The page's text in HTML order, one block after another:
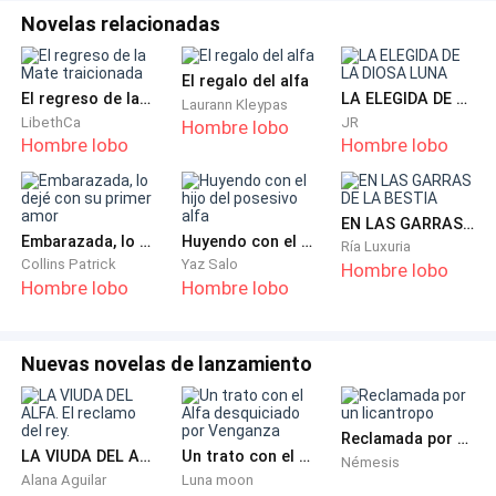
debes cuidarte.
- De verdad lo estoy? Con algo de melancolía en sus
palabras y felicidad en sus ojos Ziara llevó las manos
a su vientre y un pequeño tirón eléctrico paso de su
vientre a sus dedos, y eso alejo toda duda de ella, Mi
bebé, te cuidaré con mi vida.
Luego de unas horas, Abigail le había dado a tomar a
Ziara unos remedios y un tazón de sopa al que la
joven y embarazada Vampira no pudo negarse, pudo
fuerzas no por mucho tiempo eso dijo abigail y ya era
hora de irse.
-Princesa puedes quedarte a dormir aquí, pero solo
por hoy.
Novelas relacionadas
El regreso de la Mate traicionada
LibethCa
Hombre lobo
El regalo del alfa
Laurann Kleypas
Hombre lobo
LA ELEGIDA DE LA DIOSA LUNA
JR
Hombre lobo
Embarazada, lo dejé con su primer amor
Collins Patrick
Hombre lobo
Huyendo con el hijo del posesivo alfa
Yaz Salo
Hombre lobo
EN LAS GARRAS DE LA BESTIA
Ría Luxuria
Hombre lobo
Nuevas novelas de lanzamiento
LA VIUDA DEL ALFA. El reclamo del rey.
Alana Aguilar
Un trato con el Alfa desquiciado por Venganza
Luna moon
Reclamada por un licantropo
Némesis